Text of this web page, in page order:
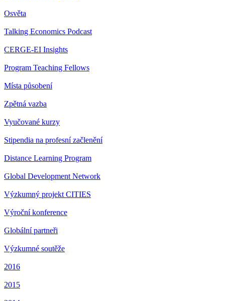
Osvěta
Talking Economics Podcast
CERGE-EI Insights
Program Teaching Fellows
Místa působení
Zpětná vazba
Vyučované kurzy
Stipendia na profesní začlenění
Distance Learning Program
Global Development Network
Výzkumný projekt CITIES
Výroční konference
Globální partneři
Výzkumné soutěže
2016
2015